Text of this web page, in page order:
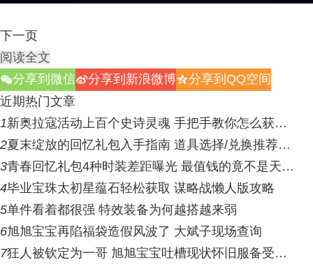
下一页
阅读全文
w分享到微信t分享到新浪微博z分享到QQ空间
近期热门文章
1新奥拉寇活动上百个史诗灵魂 手把手教你怎么获…
2夏末绽放的回忆礼包入手指南 道具选择/兑换推荐…
3青春回忆礼包4种时装差距曝光 最值钱的竟不是天…
4毕业宝珠太初星蕴石轻松获取 谋略战懒人版攻略
5单件看着都很强 特效装备为何越搭越来弱
6旭旭宝宝再陷福袋造假风波了 大斌子现场查询
7狂人被钦定为一哥 旭旭宝宝吐槽现状怀旧服备受…